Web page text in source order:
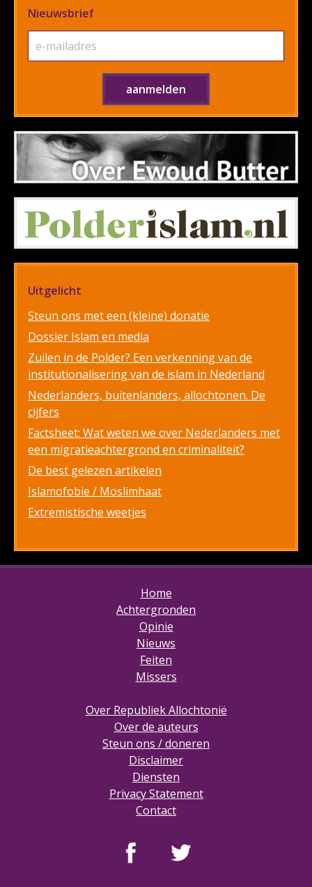
Nieuwsbrief
Uitgelicht
Steun ons met een (kleine) donatie
Dossier Islam en media
Zuilen in de Polder? Een verkenning van de
institutionalisering van de islam in Nederland
Nederlanders, buitenlanders, allochtonen. De
cijfers
Factsheet: Wat weten we over Nederlanders met
een migratieachtergrond en criminaliteit?
De best gelezen artikelen
Islamofobie / Moslimhaat
Extremistische weetjes
Home
Achtergronden
Opinie
Nieuws
Feiten
Missers
Over Republiek Allochtonië
Over de auteurs
Steun ons / doneren
Disclaimer
Diensten
Privacy Statement
Contact